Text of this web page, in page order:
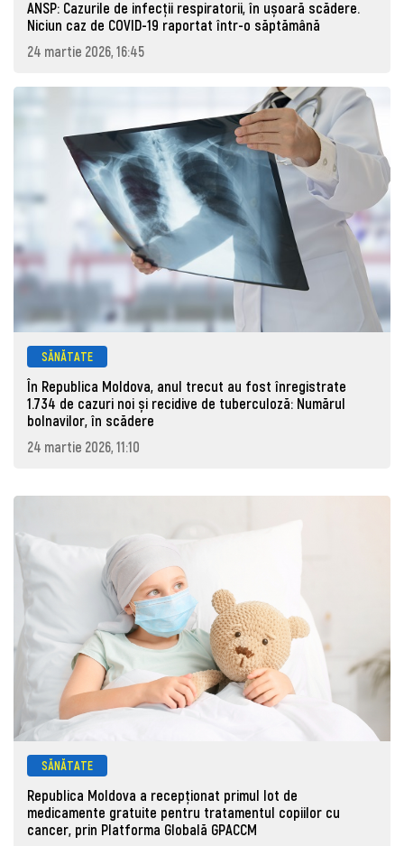
ANSP: Cazurile de infecții respiratorii, în ușoară scădere.
Niciun caz de COVID-19 raportat într-o săptămână
24 martie 2026, 16:45
SĂNĂTATE
În Republica Moldova, anul trecut au fost înregistrate
1.734 de cazuri noi și recidive de tuberculoză: Numărul
bolnavilor, în scădere
24 martie 2026, 11:10
SĂNĂTATE
Republica Moldova a recepționat primul lot de
medicamente gratuite pentru tratamentul copiilor cu
cancer, prin Platforma Globală GPACCM